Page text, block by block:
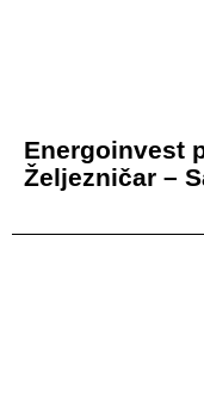
Energoinvest
Željezničar –